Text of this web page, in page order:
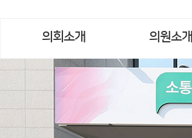
의회소개 의원소개